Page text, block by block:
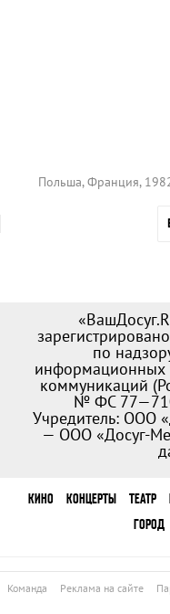
Польша, Франция,
по
информационных
коммуникаций
№ ФС
Учредитель: ООО
— ООО «Досуг-
КИНО КОНЦЕРТЫ ТЕАТР
ГОРОД
Команда Реклама на сайте